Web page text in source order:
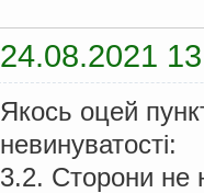
24.08.2021
Якось оцей
невинуватості:
3.2. Сторони не